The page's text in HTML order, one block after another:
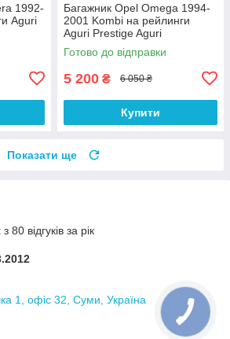
1992-
Aguri
Багажник Opel Omega 1994-
2001 Kombi на рейлинги
Aguri Prestige Aguri
Готово до відправки
5 200 ₴ 6 050 ₴
Купити
Показати ще
80 відгуків за рік
1, офіс 32, Суми, Україна